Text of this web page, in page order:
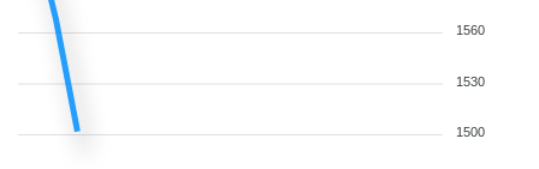
1560
1530
1500